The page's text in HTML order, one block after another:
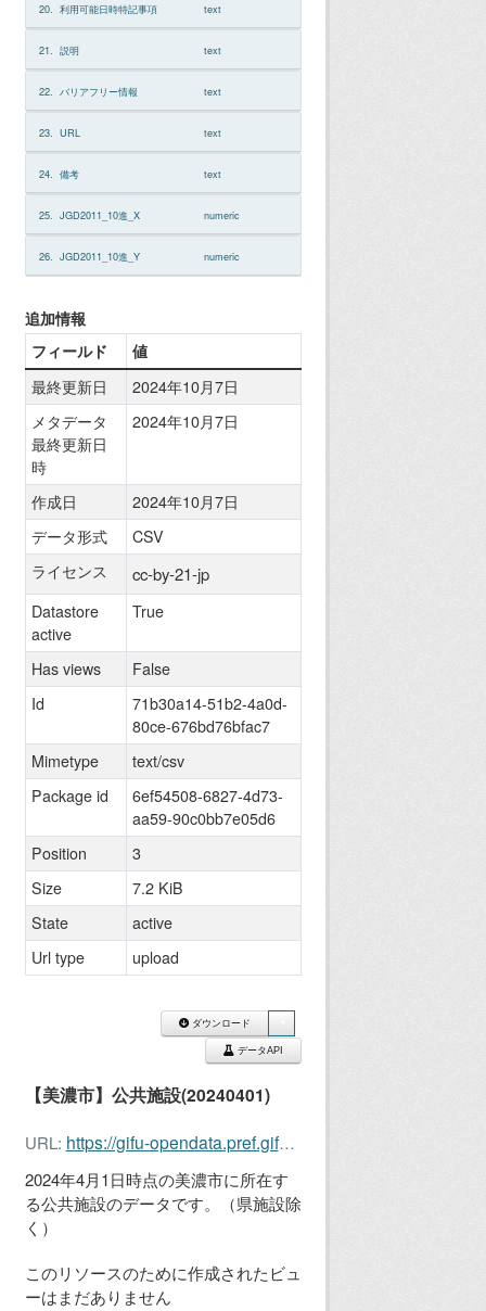
ダウンロード
データAPI
【美濃市】公共施設(20240401)
URL: https://gifu-opendata.pref.gifu.lg.jp/dataset/6ef54508-6827-4d73-aa59-90c0bb7e05d6/resource/71b30a14-51b2-4a0d-80ce-676bd76bfac7/download/21207_.csv
2024年4月1日時点の美濃市に所在す
る公共施設のデータです。（県施設除
く）
このリソースのために作成されたビュ
ーはまだありません
20. 利用可能日時特記事項 text
21. 説明 text
22. バリアフリー情報 text
23. URL text
24. 備考 text
25. JGD2011_10進_X numeric
26. JGD2011_10進_Y numeric
追加情報
フィールド
値
最終更新日
2024年10月7日
メタデータ
最終更新日
時
2024年10月7日
作成日
2024年10月7日
データ形式
CSV
ライセンス
cc-by-21-jp
Datastore
active
True
Has views
False
Id
71b30a14-51b2-4a0d-
80ce-676bd76bfac7
Mimetype
text/csv
Package id
6ef54508-6827-4d73-
aa59-90c0bb7e05d6
Position
3
Size
7.2 KiB
State
active
Url type
upload